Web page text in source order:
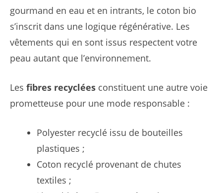
gourmand en eau et en intrants, le coton bio
s’inscrit dans une logique régénérative. Les
vêtements qui en sont issus respectent votre
peau autant que l’environnement.
Les fibres recyclées constituent une autre voie
prometteuse pour une mode responsable :
Polyester recyclé issu de bouteilles
plastiques ;
Coton recyclé provenant de chutes
textiles ;